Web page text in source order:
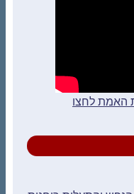
האמת לחצו